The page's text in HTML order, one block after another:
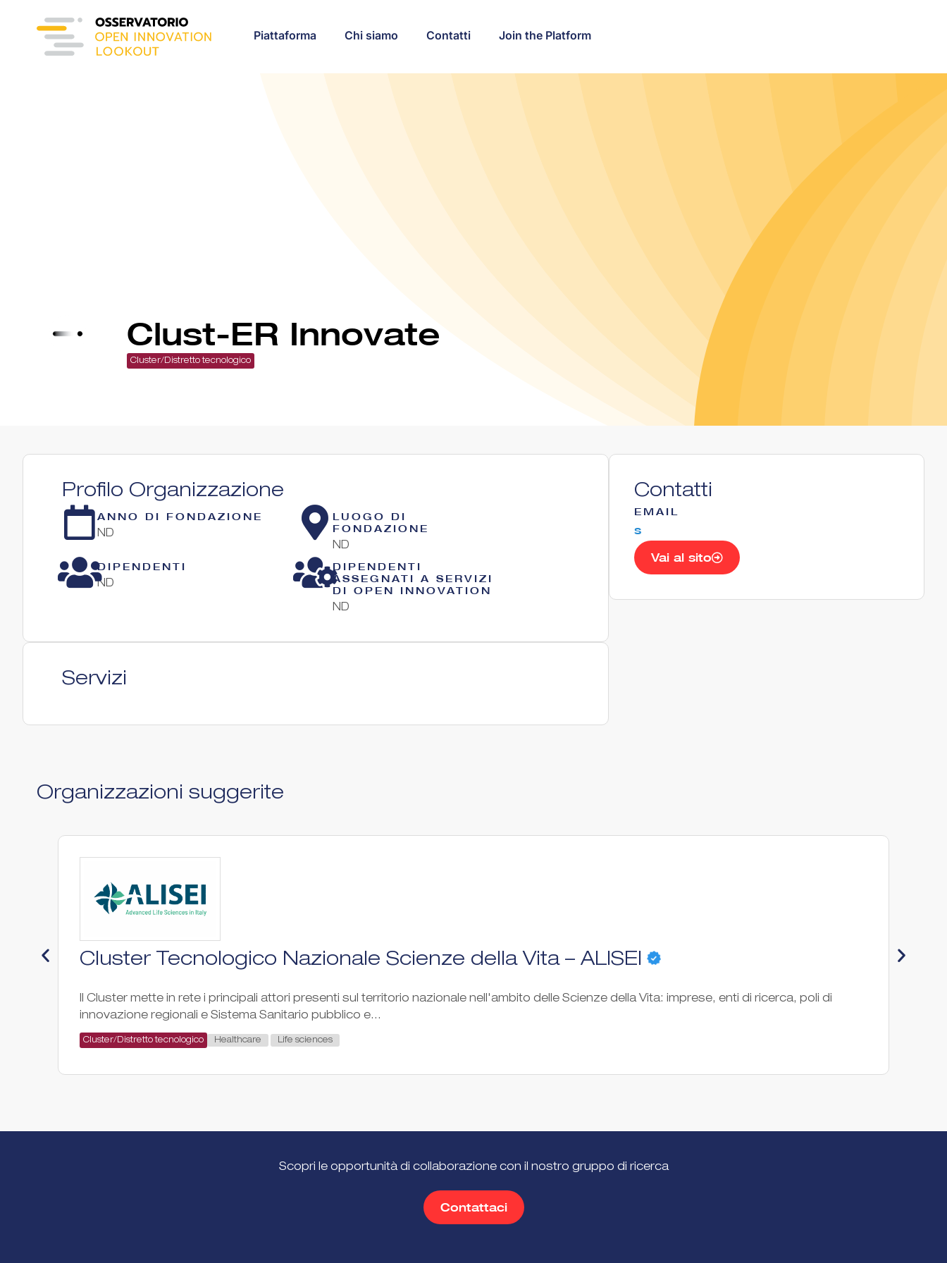
Piattaforma Chi siamo Contatti Join the Platform
Clust-ER Innovate
Cluster/Distretto tecnologico
Profilo Organizzazione
ANNO DI FONDAZIONE
ND
LUOGO DI
FONDAZIONE
ND
DIPENDENTI
ND
DIPENDENTI
ASSEGNATI A SERVIZI
DI OPEN INNOVATION
ND
Servizi
Contatti
EMAIL
s
Vai al sito
Organizzazioni suggerite
Cluster Tecnologico Nazionale Scienze della Vita – ALISEI
Il Cluster mette in rete i principali attori presenti sul territorio nazionale nell'ambito delle Scienze della Vita: imprese, enti di ricerca, poli di
innovazione regionali e Sistema Sanitario pubblico e...
Cluster/Distretto tecnologico Healthcare Life sciences
Scopri le opportunità di collaborazione con il nostro gruppo di ricerca
Contattaci